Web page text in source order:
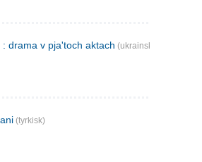
drama v pja'toch aktach (ukrainsk)
(tyrkisk)